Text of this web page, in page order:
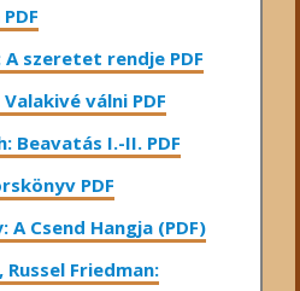
​szeretet rendje PDF
válni PDF
Beavatás I.-II. PDF
PDF
A Csend Hangja (PDF)
Russel Friedman: